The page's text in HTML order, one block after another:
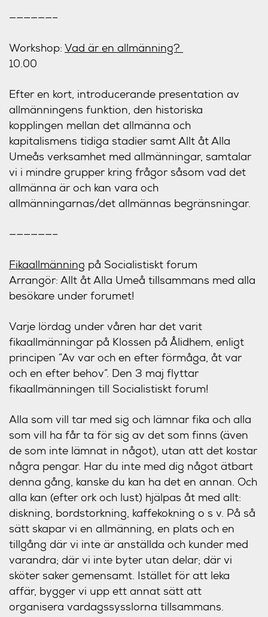
——————–
Workshop: Vad är en allmänning?
10.00
Efter en kort, introducerande presentation av
allmänningens funktion, den historiska
kopplingen mellan det allmänna och
kapitalismens tidiga stadier samt Allt åt Alla
Umeås verksamhet med allmänningar, samtalar
vi i mindre grupper kring frågor såsom vad det
allmänna är och kan vara och
allmänningarnas/det allmännas begränsningar.
——————–
Fikaallmänning på Socialistiskt forum
Arrangör: Allt åt Alla Umeå tillsammans med alla
besökare under forumet!
Varje lördag under våren har det varit
fikaallmänningar på Klossen på Ålidhem, enligt
principen ”Av var och en efter förmåga, åt var
och en efter behov”. Den 3 maj flyttar
fikaallmänningen till Socialistiskt forum!
Alla som vill tar med sig och lämnar fika och alla
som vill ha får ta för sig av det som finns (även
de som inte lämnat in något), utan att det kostar
några pengar. Har du inte med dig något ätbart
denna gång, kanske du kan ha det en annan. Och
alla kan (efter ork och lust) hjälpas åt med allt:
diskning, bordstorkning, kaffekokning o s v. På så
sätt skapar vi en allmänning, en plats och en
tillgång där vi inte är anställda och kunder med
varandra; där vi inte byter utan delar; där vi
sköter saker gemensamt. Istället för att leka
affär, bygger vi upp ett annat sätt att
organisera vardagssysslorna tillsammans.